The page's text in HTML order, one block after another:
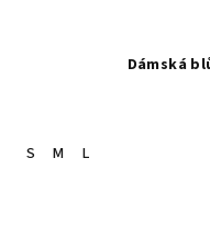
Dámská
S
M
L